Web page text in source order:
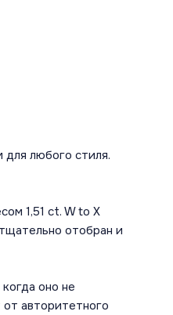
любого стиля.
1,51 ct. W to X
отобран и
оно не
авторитетного